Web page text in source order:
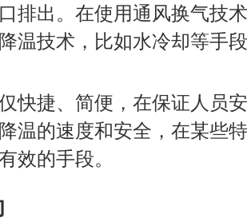
排出。在使用通风换气技
温技术，比如水冷却等手
快捷、简便，在保证人员
温的速度和安全，在某些
效的手段。